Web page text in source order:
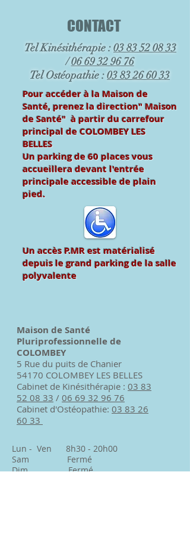
CONTACT
Tel Kinésithérapie :03 83 52 08 33
/06 69 32 96 76
Tel Ostéopathie :03 83 26 60 33
Pour accéder à la Maison de
Santé, prenez la direction" Maison
de Santé" à partir du carrefour
principal de COLOMBEY LES
BELLES
Un parking de 60 places vous
accueillera devant l'entrée
principale accessible de plain
pied.
Un accès P.MR est matérialisé
depuis le grand parking de la salle
polyvalente
Maison de Santé
Pluriprofessionnelle de
COLOMBEY
5 Rue du puits de Chanier
54170 COLOMBEY LES BELLES
Cabinet de Kinésithérapie : 03 83
52 08 33 / 06 69 32 96 76
Cabinet d'Ostéopathie: 03 83 26
60 33
Lun - Ven 8h30 - 20h00
Sam Fermé
Dim Fermé